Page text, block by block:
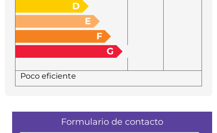
D
E
F
G
Poco eficiente
Formulario de contacto